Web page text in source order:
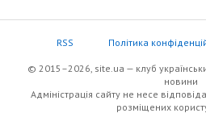
RSS Політика
© 2015–2026, site.ua — клуб
новини
Адміністрація сайту не несе
розміщених